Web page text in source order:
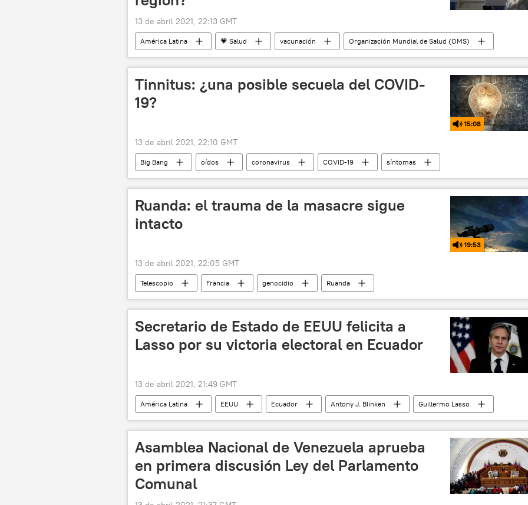
13 de abril 2021, 22:13 GMT
América Latina 💗 Salud vacunación
Organización Mundial de Salud (OMS)
COVID-19
📝 Reportajes
Tinnitus: ¿una posible secuela del COVID-
19?
15:08
13 de abril 2021, 22:10 GMT
Big Bang oídos coronavirus COVID-19 síntomas
Ruanda: el trauma de la masacre sigue
intacto
19:53
13 de abril 2021, 22:05 GMT
Telescopio Francia genocidio Ruanda
Secretario de Estado de EEUU felicita a
Lasso por su victoria electoral en Ecuador
13 de abril 2021, 21:49 GMT
América Latina EEUU Ecuador Antony J. Blinken
Guillermo Lasso
Elecciones presidenciales en Ecuador (2021)
Asamblea Nacional de Venezuela aprueba
en primera discusión Ley del Parlamento
Comunal